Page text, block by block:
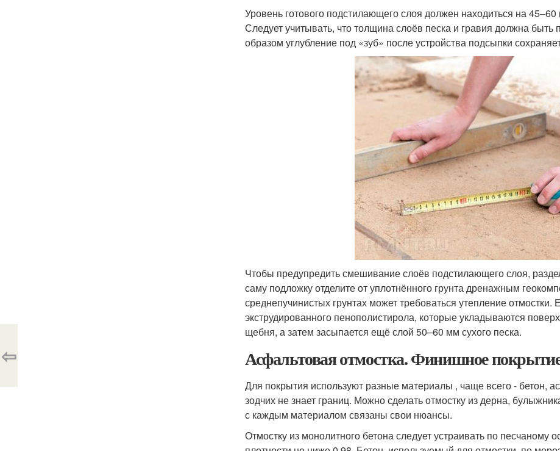
Уровень готового подстилающего слоя должен находиться на
Следует учитывать, что толщина слоёв песка и гравия должна быть
образом углубление под «зуб» после устройства подсыпки
Чтобы предупредить смешивание слоёв подстилающего слоя,
саму подложку отделите от уплотнённого грунта дренажным
среднепучинистых грунтах может требоваться утепление
экструдированного пенополистирола, которые укладываются
щебня, а затем засыпается ещё слой 50–60 мм сухого песка.
Асфальтовая отмостка. Финишное
Для покрытия используют разные материалы , чаще всего - бетон,
зодчих не знает границ. Можно сделать отмостку из дерна,
с каждым материалом связаны свои нюансы.
Отмостку из монолитного бетона следует устраивать по
⇦